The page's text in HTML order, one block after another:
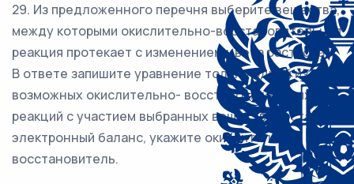
29. Из предложенного перечня выберите вещества,
между которыми окислительно-восстановительная
реакция протекает с изменением цвета раствора.
В ответе запишите уравнение только одной из
возможных окислительно- восстановительных
реакций с участием выбранных веществ. Составьте
электронный баланс, укажите окислитель и
восстановитель.